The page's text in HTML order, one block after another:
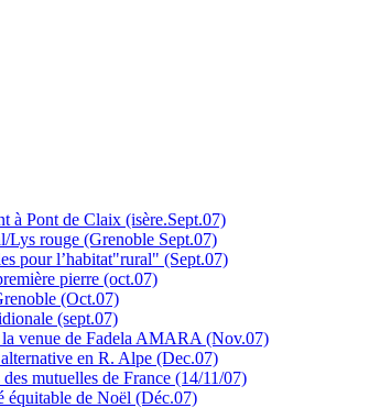
à Pont de Claix (isère.Sept.07)
Lys rouge (Grenoble Sept.07)
pour l’habitat"rural" (Sept.07)
pierre (oct.07)
(Oct.07)
(sept.07)
venue de Fadela AMARA (Nov.07)
en R. Alpe (Dec.07)
mutuelles de France (14/11/07)
équitable de Noël (Déc.07)